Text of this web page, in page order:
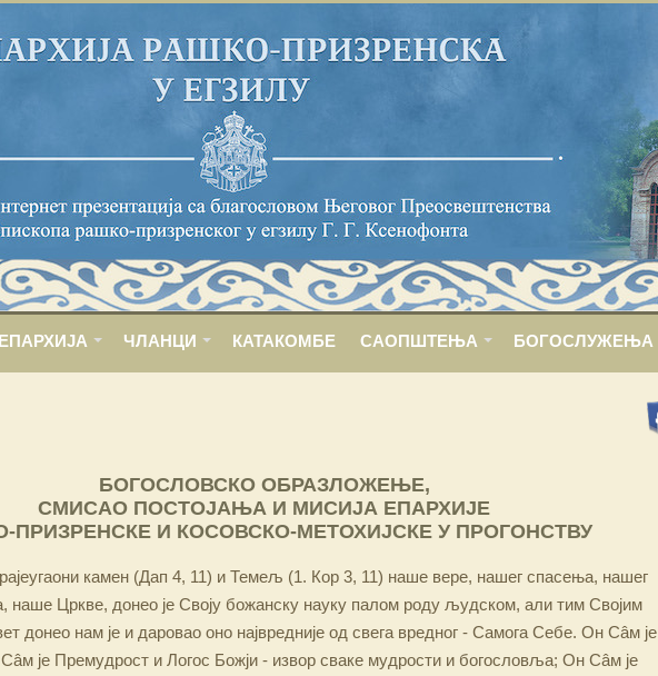
ЕПАРХИЈА ЧЛАНЦИ КАТАКОМБЕ САОПШТЕЊА БОГОСЛУЖЕЊА
БОГОСЛОВСКО ОБРАЗЛОЖЕЊЕ,
СМИСАО ПОСТОЈАЊА И МИСИЈА ЕПАРХИЈЕ
ПРИЗРЕНСКЕ И КОСОВСКО-МЕТОХИЈСКЕ У ПРОГОНСТВУ
камен (Дап 4, 11) и Темељ (1. Кор 3, 11) наше вере, нашег спасења, нашег
наше Цркве, донео је Своју божанску науку палом роду људском, али тим Својим
донео нам је и даровао оно највредније од свега вредног - Самога Себе. Он Сâм је
је Премудрост и Логос Божји - извор сваке мудрости и богословља; Он Сâм је